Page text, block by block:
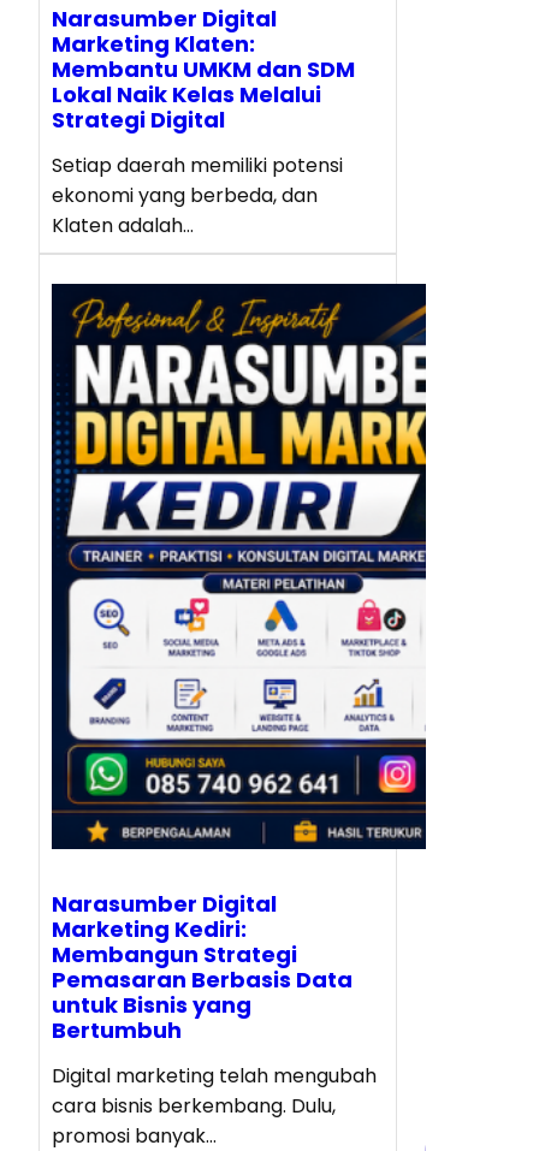
Narasumber Digital
Marketing Klaten:
Membantu UMKM dan SDM
Lokal Naik Kelas Melalui
Strategi Digital
Setiap daerah memiliki potensi
ekonomi yang berbeda, dan
Klaten adalah…
Narasumber Digital
Marketing Kediri:
Membangun Strategi
Pemasaran Berbasis Data
untuk Bisnis yang
Bertumbuh
Digital marketing telah mengubah
cara bisnis berkembang. Dulu,
promosi banyak…